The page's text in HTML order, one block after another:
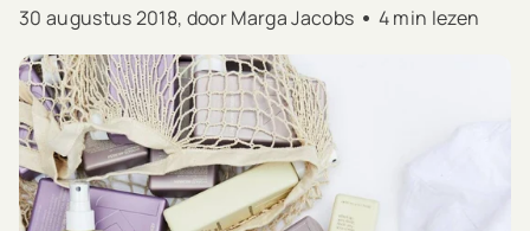
30 augustus 2018, door Marga Jacobs 4 min lezen